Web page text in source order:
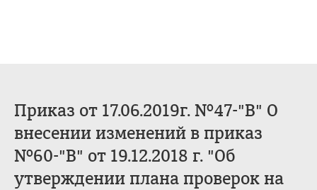
Приказ от 17.06.2019г. №47-"В" О
внесении изменений в приказ
№60-"В" от 19.12.2018 г. "Об
утверждении плана проверок на